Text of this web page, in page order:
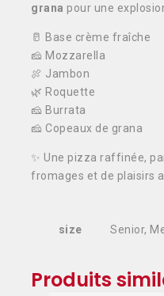
grana pour une
🥛 Base crème fraîche
🧀 Mozzarella
🍖 Jambon
🌿 Roquette
🧀 Burrata
🧀 Copeaux de grana
✨ Une pizza raffinée,
fromages et de plaisirs
size Senior,
Produits